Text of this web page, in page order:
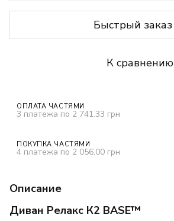
Быстрый заказ
К сравнению
ОПЛАТА ЧАСТЯМИ
3 платежа по 2 741.33 грн
ПОКУПКА ЧАСТЯМИ
4 платежа по 2 056.00 грн
Описание
Диван Релакс К2 BASE™